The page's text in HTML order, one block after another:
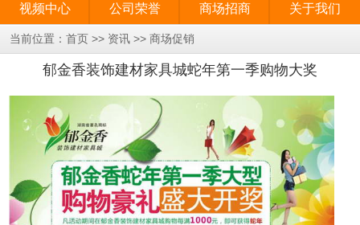
视频中心 公司荣誉 商场招商 关于我们
当前位置： 首页 >> 资讯 >> 商场促销
郁金香装饰建材家具城蛇年第一季购物大奖